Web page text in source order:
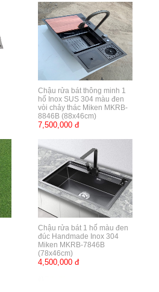
Chậu rửa bát thông minh 1
hố Inox SUS 304 màu đen
vòi chảy thác Miken MKRB-
8846B (88x46cm)
7,500,000 đ
Chậu rửa bát 1 hố màu đen
đúc Handmade Inox 304
Miken MKRB-7846B
(78x46cm)
4,500,000 đ